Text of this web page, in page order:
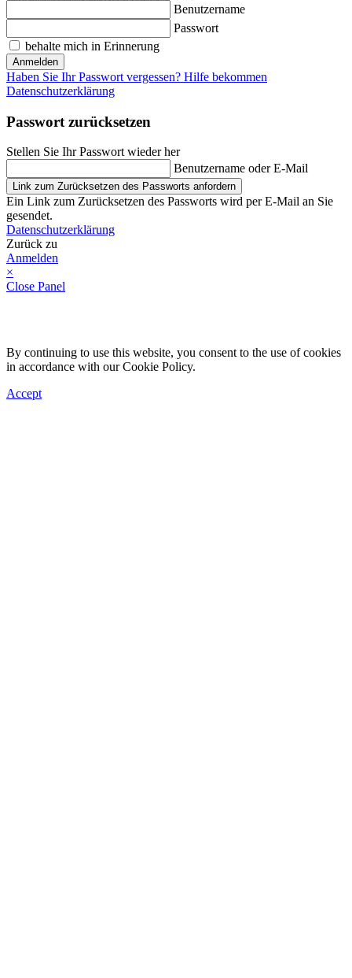
Benutzername
Passwort
behalte mich in Erinnerung
Anmelden
Haben Sie Ihr Passwort vergessen? Hilfe bekommen
Datenschutzerklärung
Passwort zurücksetzen
Stellen Sie Ihr Passwort wieder her
Benutzername oder E-Mail
Link zum Zurücksetzen des Passworts anfordern
Ein Link zum Zurücksetzen des Passworts wird per E-Mail an Sie
gesendet.
Datenschutzerklärung
Zurück zu
Anmelden
×
Close Panel
By continuing to use this website, you consent to the use of cookies
in accordance with our Cookie Policy.
Accept